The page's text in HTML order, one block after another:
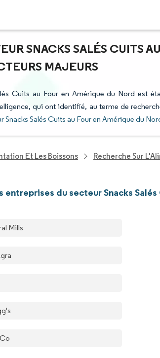
SNACKS SALÉS CUITS
MAJEURS
Cuits au Four en Amérique du Nord est
qui ont identifié, au terme de
Snacks Salés Cuits au Four en Amérique du
Et Les Boissons Recherche Sur
entreprises du secteur Snacks
Mills